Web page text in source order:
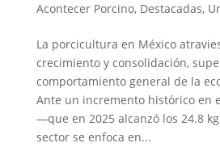
Acontecer Porcino, Destacadas,
La porcicultura en México
crecimiento y consolidación,
comportamiento general de la
Ante un incremento histórico en
—que en 2025 alcanzó los 24.8
sector se enfoca en...